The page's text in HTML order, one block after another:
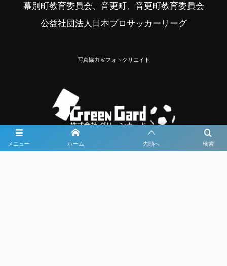
メニュー 検索
ホーム 先頭へ
幕別町教育委員会、音更町、音更町教育委員会
公益社団法人日本プロサッカーリーグ
写真協力 ©フォトクリエイト